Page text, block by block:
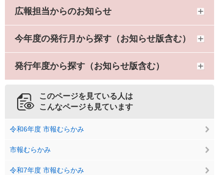
広報担当からのお知らせ
今年度の発行月から探す（お知らせ版含む）
発行年度から探す（お知らせ版含む）
このページを見ている人は
こんなページも見ています
令和6年度 市報むらかみ
市報むらかみ
令和7年度 市報むらかみ